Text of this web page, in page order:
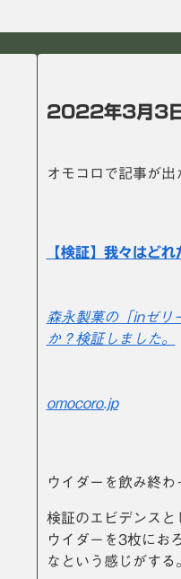
2022年3月3日
オモコロで記事が出
【検証】我々はど
森永製菓の「inゼリ
か？検証しました。
omocoro.jp
ウイダーを飲み終
検証のエビデンスと
ウイダーを3枚にお
なという感じがする